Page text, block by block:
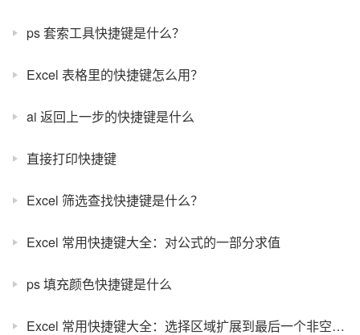
ps 套索工具快捷键是什么？
Excel 表格里的快捷键怎么用？
ai 返回上一步的快捷键是什么
直接打印快捷键
Excel 筛选查找快捷键是什么？
Excel 常用快捷键大全：对公式的一部分求值
ps 填充颜色快捷键是什么
Excel 常用快捷键大全：选择区域扩展到最后一个非空单元格